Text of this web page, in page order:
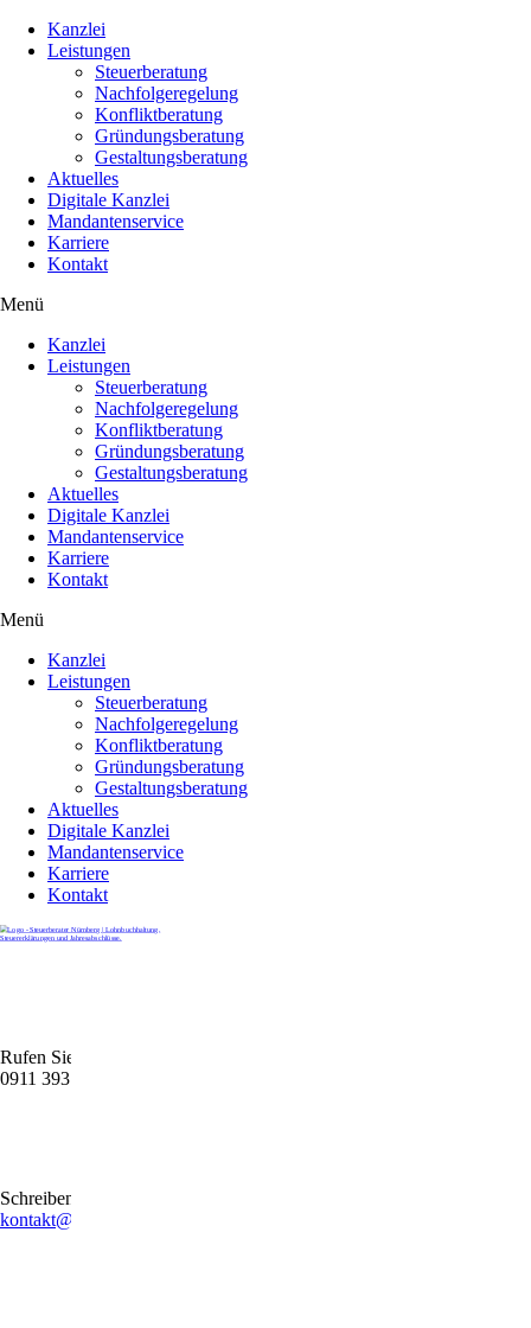
Kanzlei
Leistungen
Steuerberatung
Nachfolgeregelung
Konfliktberatung
Gründungsberatung
Gestaltungsberatung
Aktuelles
Digitale Kanzlei
Mandantenservice
Karriere
Kontakt
Menü
Kanzlei
Leistungen
Steuerberatung
Nachfolgeregelung
Konfliktberatung
Gründungsberatung
Gestaltungsberatung
Aktuelles
Digitale Kanzlei
Mandantenservice
Karriere
Kontakt
Menü
Kanzlei
Leistungen
Steuerberatung
Nachfolgeregelung
Konfliktberatung
Gründungsberatung
Gestaltungsberatung
Aktuelles
Digitale Kanzlei
Mandantenservice
Karriere
Kontakt
Rufen Sie uns gerne an
0911 39372790
Schreiben Sie uns gerne eine E-Mail
kontakt@stb-becker-zeiler.de